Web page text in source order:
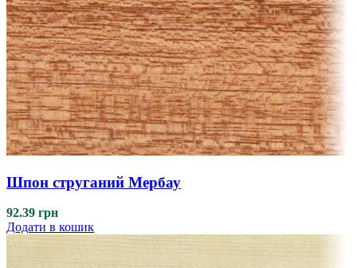
Шпон струганий Мербау
92.39 грн
Додати в кошик